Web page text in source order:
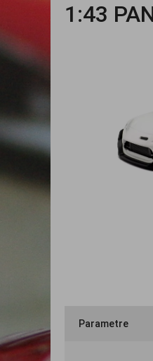
1:43
Parametre